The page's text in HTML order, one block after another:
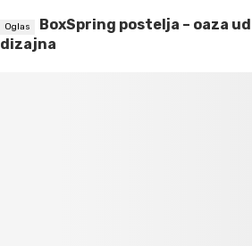
BoxSpring postelja – oaza
dizajna